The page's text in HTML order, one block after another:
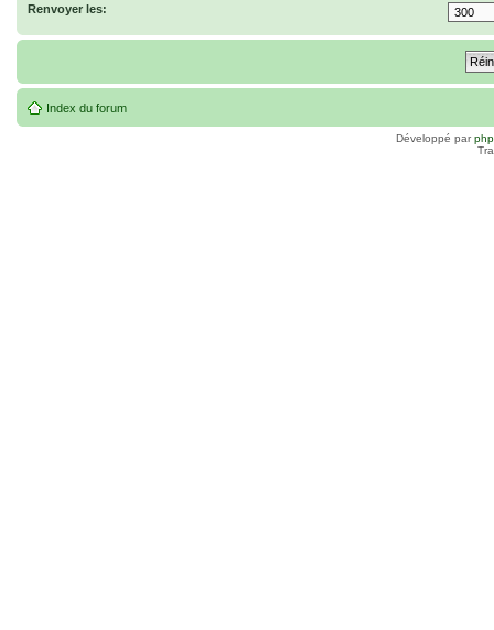
Renvoyer les:
Index du forum
Développé par